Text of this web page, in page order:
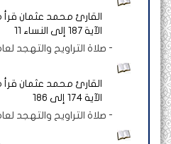
القارئ محمد عثمان قرأ من
صلاة التراويح والتهجد لعام 1447 هـ
القارئ محمد عثمان قرأ من
صلاة التراويح والتهجد لعام 1447 هـ